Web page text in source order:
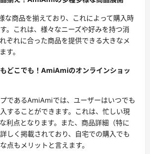
な商品を揃えており、これによって購入時
。これは、様々なニーズや好みを持つ消
ぞれに合った商品を提供できる大きなメ
す。
どこでも！AmiAmiのオンラインショッ
であるAmiAmiでは、ユーザーはいつでも
することができます。これは、忙しい現
利点となります。また、商品詳細（特に
しく掲載されており、自宅での購入でも
点もメリットと言えます。